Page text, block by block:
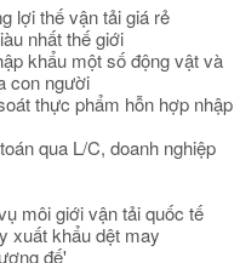
lợi thế vận tải giá rẻ
nhất thế giới
khẩu một số động vật và
con người
thực phẩm hỗn hợp nhập
qua L/C, doanh nghiệp
môi giới vận tải quốc tế
xuất khẩu dệt may
đế'